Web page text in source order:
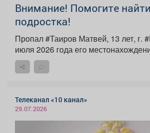
Внимание! Помогите найти
подростка!
Пропал #Таиров Матвей, 13 лет, г.
июля 2026 года его
Телеканал «10 канал»
29.07.2026